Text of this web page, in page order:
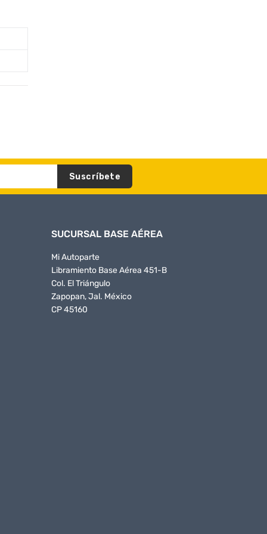
Suscríbete
SUCURSAL BASE AÉREA
Mi Autoparte
Libramiento Base Aérea 451-B
Col. El Triángulo
Zapopan, Jal. México
CP 45160